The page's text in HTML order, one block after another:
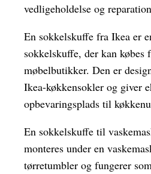
vedligeholdelse og
En sokkelskuffe fra Ikea er
sokkelskuffe, der kan købes
møbelbutikker. Den er
Ikea-køkkensokler og giver
opbevaringsplads til
En sokkelskuffe til
monteres under en
tørretumbler og fungerer